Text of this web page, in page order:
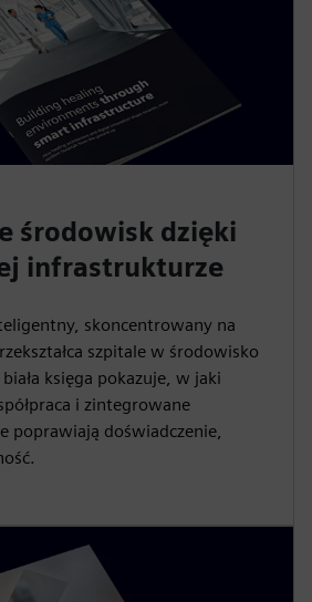
środowisk dzięki
infrastrukturze
skoncentrowany na
szpitale w środowisko
księga pokazuje, w jaki
i zintegrowane
poprawiają doświadczenie,